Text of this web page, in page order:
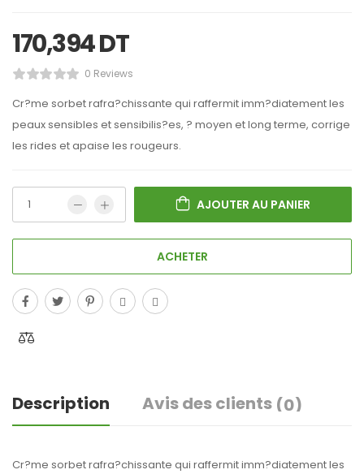
170,394DT
0 Reviews
Cr?me sorbet rafra?chissante qui raffermit imm?diatement les
peaux sensibles et sensibilis?es, ? moyen et long terme, corrige
les rides et apaise les rougeurs.
AJOUTER AU PANIER
ACHETER
Description Avis des clients (0)
Cr?me sorbet rafra?chissante qui raffermit imm?diatement les